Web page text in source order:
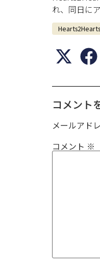
れ、同日に
Hearts2Hearts
コメント
メールアド
コメント ※